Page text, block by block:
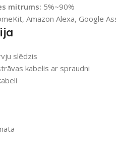
mitrums: 5%~90%
Amazon Alexa, Google
slēdzis
kabelis ar spraudni